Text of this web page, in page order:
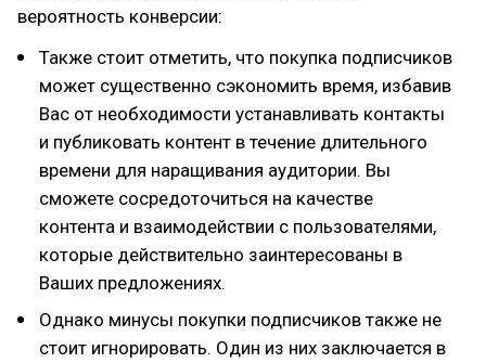
вероятность конверсии:
Также стоит отметить, что покупка подписчиков
может существенно сэкономить время, избавив
Вас от необходимости устанавливать контакты
и публиковать контент в течение длительного
времени для наращивания аудитории. Вы
сможете сосредоточиться на качестве
контента и взаимодействии с пользователями,
которые действительно заинтересованы в
Ваших предложениях.
Однако минусы покупки подписчиков также не
стоит игнорировать. Один из них заключается в